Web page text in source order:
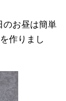
のお昼は簡単
作りまし